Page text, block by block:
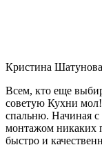
Кристина Шатунова
Всем, кто еще
советую Кухни
спальню. Начиная с
монтажом никаких
быстро и